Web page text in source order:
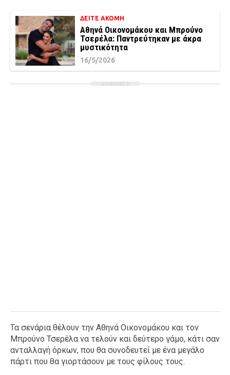
ΔΕΙΤΕ ΑΚΟΜΗ
Αθηνά Οικονομάκου και Μπρούνο
Τσερέλα: Παντρεύτηκαν με άκρα
μυστικότητα
16/5/2026
ΔΙΑΦΗΜΙΣΗ
Τα σενάρια θέλουν την Αθηνά Οικονομάκου και τον
Μπρούνο Τσερέλα να τελούν και δεύτερο γάμο, κάτι σαν
ανταλλαγή όρκων, που θα συνοδευτεί με ένα μεγάλο
πάρτι που θα γιορτάσουν με τους φίλους τους.